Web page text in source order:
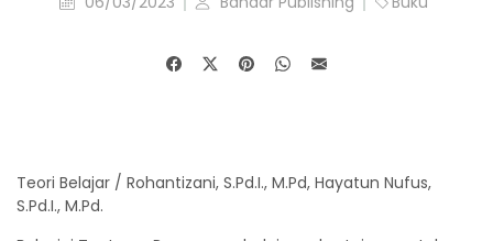
Teori Belajar / Rohantizani, S.Pd.I., M.Pd, Hayatun Nufus,
S.Pd.I., M.Pd.